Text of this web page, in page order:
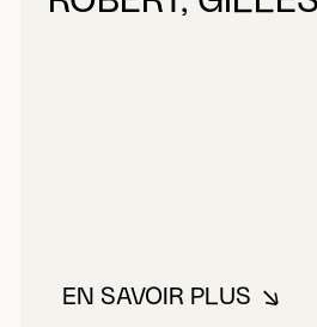
EN SAVOIR PLUS
À PROPOS